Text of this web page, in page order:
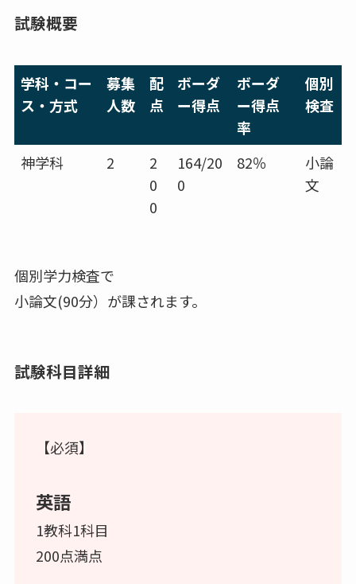
試験概要
学科・コー
ス・方式
募集
人数
配
点
ボーダ
ー得点
ボーダ
ー得点
率
個別
検査
神学科 2
2
0
0
164/20
0
82％
小論
文
個別学力検査で
小論文(90分）が課されます。
試験科目詳細
【必須】
英語
1教科1科目
200点満点